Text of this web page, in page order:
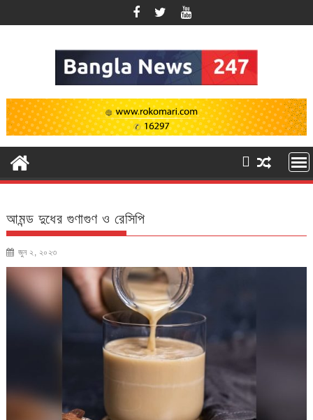
to
আমন্ড দুধের গুণাগুণ ও রেসিপি
জুন ২, ২০২৩